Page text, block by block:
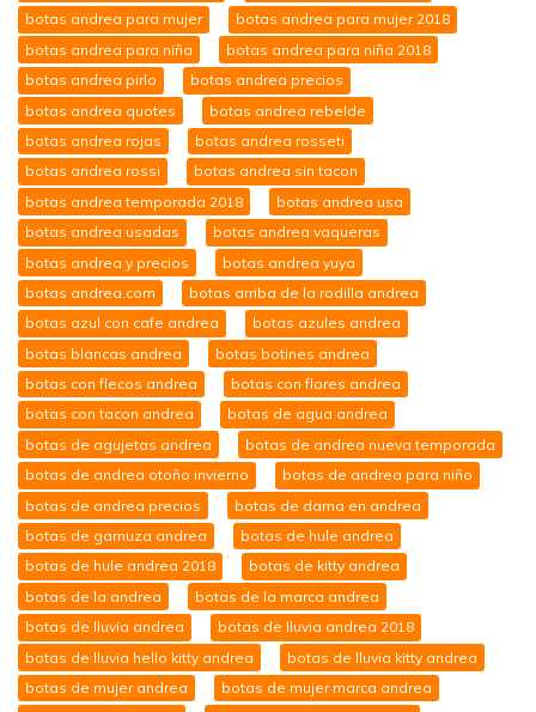
botas andrea para mujer
botas andrea para mujer 2018
botas andrea para niña
botas andrea para niña 2018
botas andrea pirlo
botas andrea precios
botas andrea quotes
botas andrea rebelde
botas andrea rojas
botas andrea rosseti
botas andrea rossi
botas andrea sin tacon
botas andrea temporada 2018
botas andrea usa
botas andrea usadas
botas andrea vaqueras
botas andrea y precios
botas andrea yuya
botas andrea.com
botas arriba de la rodilla andrea
botas azul con cafe andrea
botas azules andrea
botas blancas andrea
botas botines andrea
botas con flecos andrea
botas con flores andrea
botas con tacon andrea
botas de agua andrea
botas de agujetas andrea
botas de andrea nueva temporada
botas de andrea otoño invierno
botas de andrea para niño
botas de andrea precios
botas de dama en andrea
botas de gamuza andrea
botas de hule andrea
botas de hule andrea 2018
botas de kitty andrea
botas de la andrea
botas de la marca andrea
botas de lluvia andrea
botas de lluvia andrea 2018
botas de lluvia hello kitty andrea
botas de lluvia kitty andrea
botas de mujer andrea
botas de mujer marca andrea